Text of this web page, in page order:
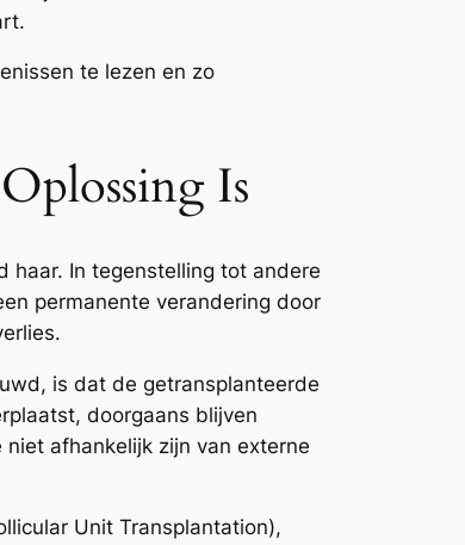
te lezen en zo
Is
haar. In tegenstelling tot andere
permanente verandering door
is dat de getransplanteerde
doorgaans blijven
afhankelijk zijn van externe
Unit Transplantation),